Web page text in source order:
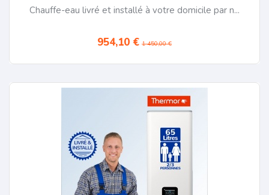
Chauffe-eau livré et installé à votre domicile par n...
954,10 € 1 450,00 €